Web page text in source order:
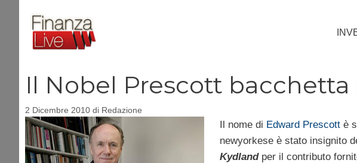
contenuto
Il Nobel Prescott bacchetta
2 Dicembre 2010 di Redazione
Il nome di Edward Prescottè
newyorkese è stato insignito
Kydlandper il contributo